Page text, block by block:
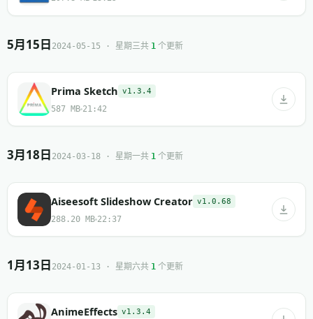
5月15日 2024-05-15 · 星期三共 1 个更新
Prima Sketch v1.3.4
587 MB 21:42
3月18日 2024-03-18 · 星期一共 1 个更新
Aiseesoft Slideshow Creator v1.0.68
288.20 MB 22:37
1月13日 2024-01-13 · 星期六共 1 个更新
AnimeEffects v1.3.4